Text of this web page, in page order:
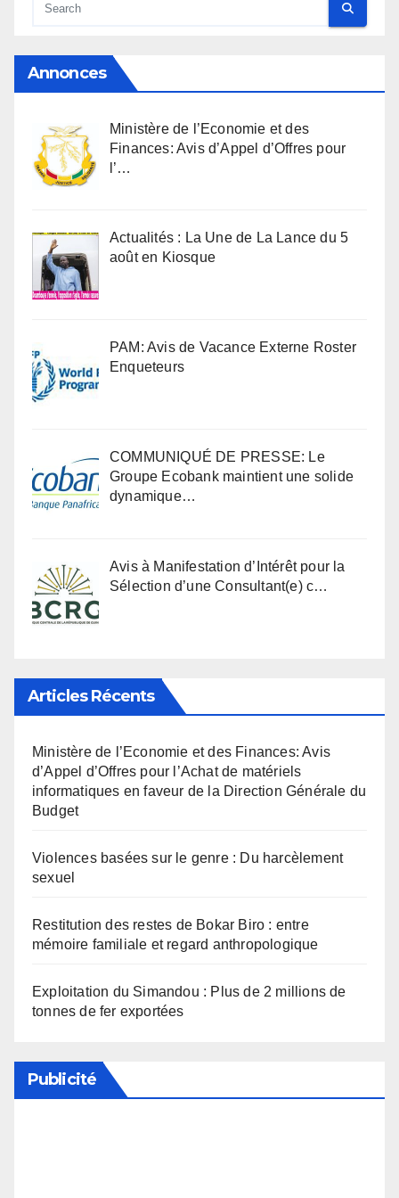
Annonces
Ministère de l’Economie et des
Finances: Avis d’Appel d’Offres pour
l’…
Actualités : La Une de La Lance du 5
août en Kiosque
PAM: Avis de Vacance Externe Roster
Enqueteurs
COMMUNIQUÉ DE PRESSE: Le
Groupe Ecobank maintient une solide
dynamique…
Avis à Manifestation d’Intérêt pour la
Sélection d’une Consultant(e) c…
Articles Récents
Ministère de l’Economie et des Finances: Avis
d’Appel d’Offres pour l’Achat de matériels
informatiques en faveur de la Direction Générale du
Budget
Violences basées sur le genre : Du harcèlement
sexuel
Restitution des restes de Bokar Biro : entre
mémoire familiale et regard anthropologique
Exploitation du Simandou : Plus de 2 millions de
tonnes de fer exportées
Publicité